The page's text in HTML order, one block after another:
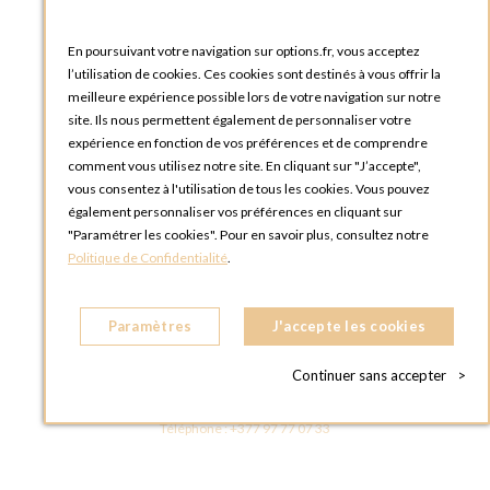
OPTIONS ROUEN
Rue du Clos Tellier
76800 Saint-Etienne-du-Rouvray
FRANCE
Téléphone :+33 2 35 08 38 53
OPTIONS TOULOUSE
6 rue Gaye Marie, ZAC de Saint-Martin du Touch
31300 Toulouse
FRANCE
OPTIONS MC
Téléphone :+377 97 77 07 33
En poursuivant votre navigation sur options.fr, vous acceptez
l’utilisation de cookies. Ces cookies sont destinés à vous offrir la
meilleure expérience possible lors de votre navigation sur notre
site. Ils nous permettent également de personnaliser votre
expérience en fonction de vos préférences et de comprendre
comment vous utilisez notre site. En cliquant sur "J’accepte",
vous consentez à l'utilisation de tous les cookies. Vous pouvez
également personnaliser vos préférences en cliquant sur
"Paramétrer les cookies". Pour en savoir plus, consultez notre
Politique de Confidentialité.
Paramètres J'accepte les cookies
Continuer sans accepter >